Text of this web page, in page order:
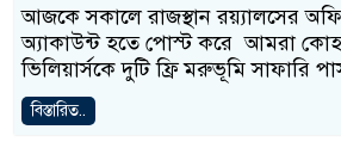
আজকে সকালে রাজস্থান রয়্যালসের
অ্যাকাউন্ট হতে পোস্ট করে আমরা
ভিলিয়ার্সকে দুটি ফ্রি মরুভূমি সাফারি
বিস্তারিত..